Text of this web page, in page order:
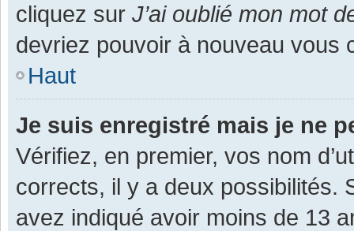
cliquez sur J’ai oublié mon mot
devriez pouvoir à nouveau vous
Haut
Je suis enregistré mais je ne
Vérifiez, en premier, vos nom
corrects, il y a deux possibilités.
avez indiqué avoir moins de 13